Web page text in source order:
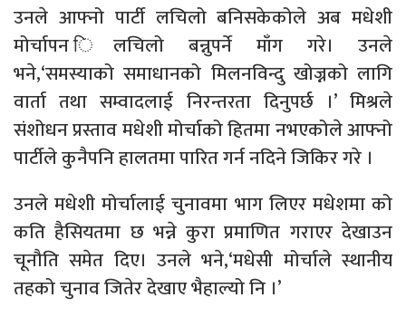
उनले आफ्नो पार्टी लचिलो बनिसकेकोले अब मधेशी
मोर्चापन िलचिलो बन्नुपर्ने माँग गरे। उनले
भने,‘समस्याको समाधानको मिलनविन्दु खोज्नको लागि
वार्ता तथा सम्वादलाई निरन्तरता दिनुपर्छ ।’ मिश्रले
संशोधन प्रस्ताव मधेशी मोर्चाको हितमा नभएकोले आफ्नो
पार्टीले कुनैपनि हालतमा पारित गर्न नदिने जिकिर गरे ।
उनले मधेशी मोर्चालाई चुनावमा भाग लिएर मधेशमा को
कति हैसियतमा छ भन्ने कुरा प्रमाणित गराएर देखाउन
चूनौति समेत दिए। उनले भने,‘मधेसी मोर्चाले स्थानीय
तहको चुनाव जितेर देखाए भैहाल्यो नि ।’